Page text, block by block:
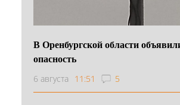
В Оренбургской области
опасность
6 августа 11:51 5